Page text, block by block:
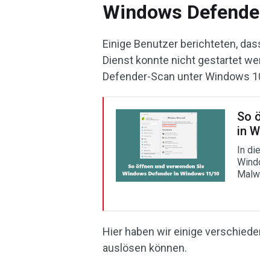
Windows
Einige Benutzer berichteten,
Dienst konnte nicht gestartet
Defender-Scan unter Windows
So
in
In
Hier haben wir einige
auslösen können.